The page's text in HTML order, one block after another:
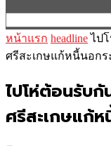
หน้าแรก headline ไป
ศรีสะเกษแก้หนี้นอก
ไปโห่ต้อนรับกั
ศรีสะเกษแก้